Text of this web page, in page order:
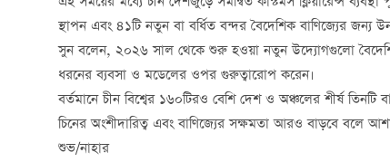
স্থাপন এবং ৪১টি নতুন বা বর্ধিত বন্দর বৈদেশিক বাণিজ্যের জন্য
সুন বলেন, ২০২৬ সাল থেকে শুরু হওয়া নতুন উদ্যোগগুলো
ধরনের ব্যবসা ও মডেলের ওপর গুরুত্বারোপ করেন।
বর্তমানে চীন বিশ্বের ১৬০টিরও বেশি দেশ ও অঞ্চলের শীর্ষ
চিনের অংশীদারিত্ব এবং বাণিজ্যের সক্ষমতা আরও বাড়বে বলে
শুভ/নাহার